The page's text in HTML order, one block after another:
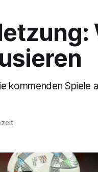
kommenden Spiele